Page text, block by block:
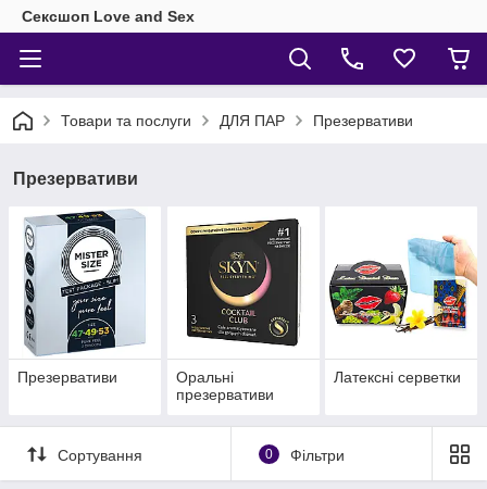
Сексшоп Love and Sex
Товари та послуги ДЛЯ ПАР Презервативи
Презервативи
Презервативи
Оральні
презервативи
Латексні серветки
Сортування 0 Фільтри